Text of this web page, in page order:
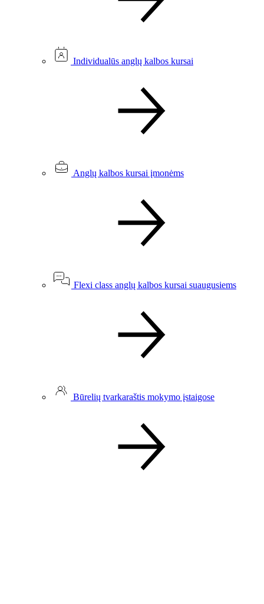
Individualūs anglų kalbos kursai
Anglų kalbos kursai įmonėms
Flexi class anglų kalbos kursai suaugusiems
Būrelių tvarkaraštis mokymo įstaigose